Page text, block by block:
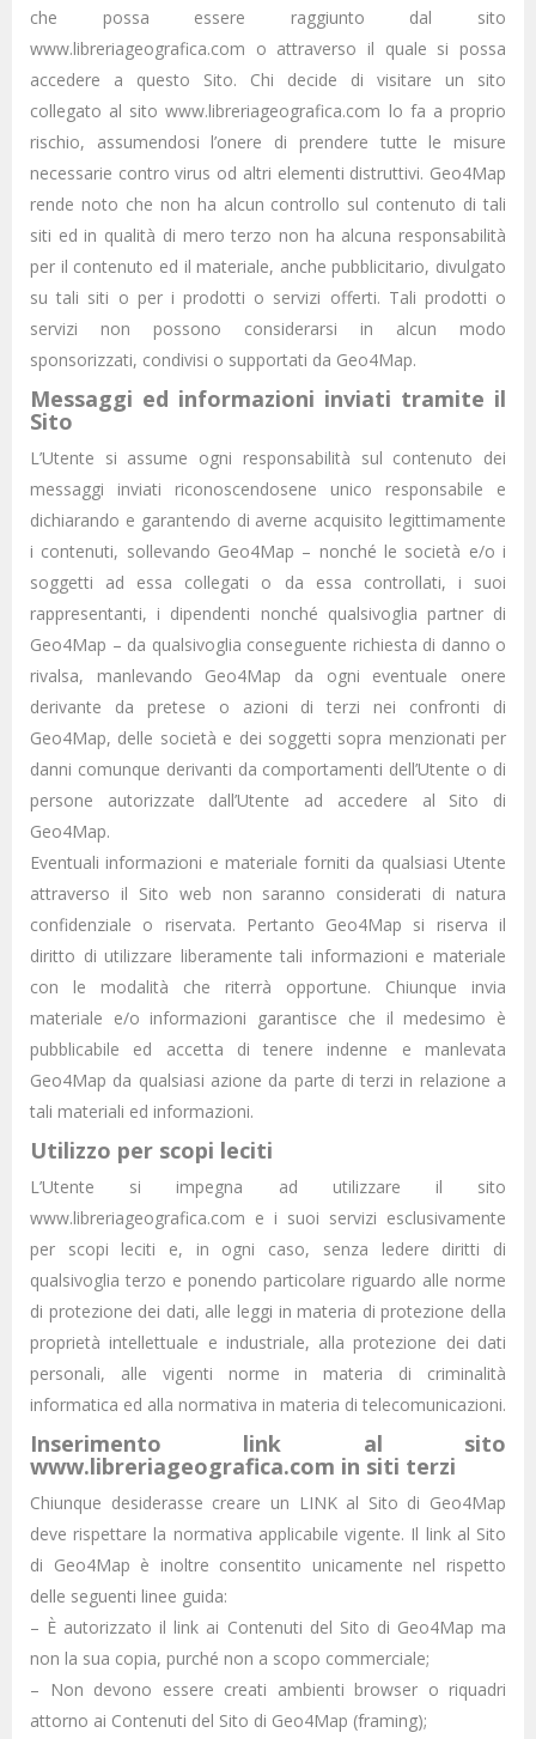
che possa essere raggiunto dal sito
www.libreriageografica.com o attraverso il quale si possa
accedere a questo Sito. Chi decide di visitare un sito
collegato al sito www.libreriageografica.com lo fa a proprio
rischio, assumendosi l’onere di prendere tutte le misure
necessarie contro virus od altri elementi distruttivi. Geo4Map
rende noto che non ha alcun controllo sul contenuto di tali
siti ed in qualità di mero terzo non ha alcuna responsabilità
per il contenuto ed il materiale, anche pubblicitario, divulgato
su tali siti o per i prodotti o servizi offerti. Tali prodotti o
servizi non possono considerarsi in alcun modo
sponsorizzati, condivisi o supportati da Geo4Map.
Messaggi ed informazioni inviati tramite il
Sito
L’Utente si assume ogni responsabilità sul contenuto dei
messaggi inviati riconoscendosene unico responsabile e
dichiarando e garantendo di averne acquisito legittimamente
i contenuti, sollevando Geo4Map – nonché le società e/o i
soggetti ad essa collegati o da essa controllati, i suoi
rappresentanti, i dipendenti nonché qualsivoglia partner di
Geo4Map – da qualsivoglia conseguente richiesta di danno o
rivalsa, manlevando Geo4Map da ogni eventuale onere
derivante da pretese o azioni di terzi nei confronti di
Geo4Map, delle società e dei soggetti sopra menzionati per
danni comunque derivanti da comportamenti dell’Utente o di
persone autorizzate dall’Utente ad accedere al Sito di
Geo4Map.
Eventuali informazioni e materiale forniti da qualsiasi Utente
attraverso il Sito web non saranno considerati di natura
confidenziale o riservata. Pertanto Geo4Map si riserva il
diritto di utilizzare liberamente tali informazioni e materiale
con le modalità che riterrà opportune. Chiunque invia
materiale e/o informazioni garantisce che il medesimo è
pubblicabile ed accetta di tenere indenne e manlevata
Geo4Map da qualsiasi azione da parte di terzi in relazione a
tali materiali ed informazioni.
Utilizzo per scopi leciti
L’Utente si impegna ad utilizzare il sito
www.libreriageografica.com e i suoi servizi esclusivamente
per scopi leciti e, in ogni caso, senza ledere diritti di
qualsivoglia terzo e ponendo particolare riguardo alle norme
di protezione dei dati, alle leggi in materia di protezione della
proprietà intellettuale e industriale, alla protezione dei dati
personali, alle vigenti norme in materia di criminalità
informatica ed alla normativa in materia di telecomunicazioni.
Inserimento link al sito
www.libreriageografica.com in siti terzi
Chiunque desiderasse creare un LINK al Sito di Geo4Map
deve rispettare la normativa applicabile vigente. Il link al Sito
di Geo4Map è inoltre consentito unicamente nel rispetto
delle seguenti linee guida:
– È autorizzato il link ai Contenuti del Sito di Geo4Map ma
non la sua copia, purché non a scopo commerciale;
– Non devono essere creati ambienti browser o riquadri
attorno ai Contenuti del Sito di Geo4Map (framing);